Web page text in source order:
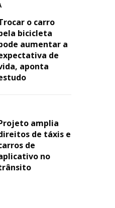
o carro
bicicleta
aumentar a
de
aponta
amplia
de táxis e
de
no